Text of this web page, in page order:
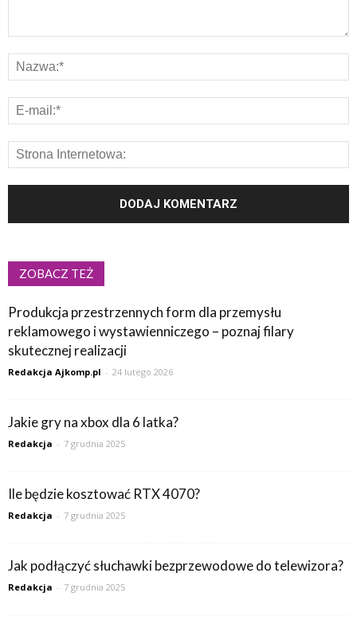
ZOBACZ TEŻ
Produkcja przestrzennych form dla przemysłu
reklamowego i wystawienniczego – poznaj filary
skutecznej realizacji
Redakcja Ajkomp.pl - 24 lutego 2026
Jakie gry na xbox dla 6 latka?
Redakcja - 7 grudnia 2025
Ile będzie kosztować RTX 4070?
Redakcja - 7 grudnia 2025
Jak podłączyć słuchawki bezprzewodowe do telewizora?
Redakcja - 7 grudnia 2025